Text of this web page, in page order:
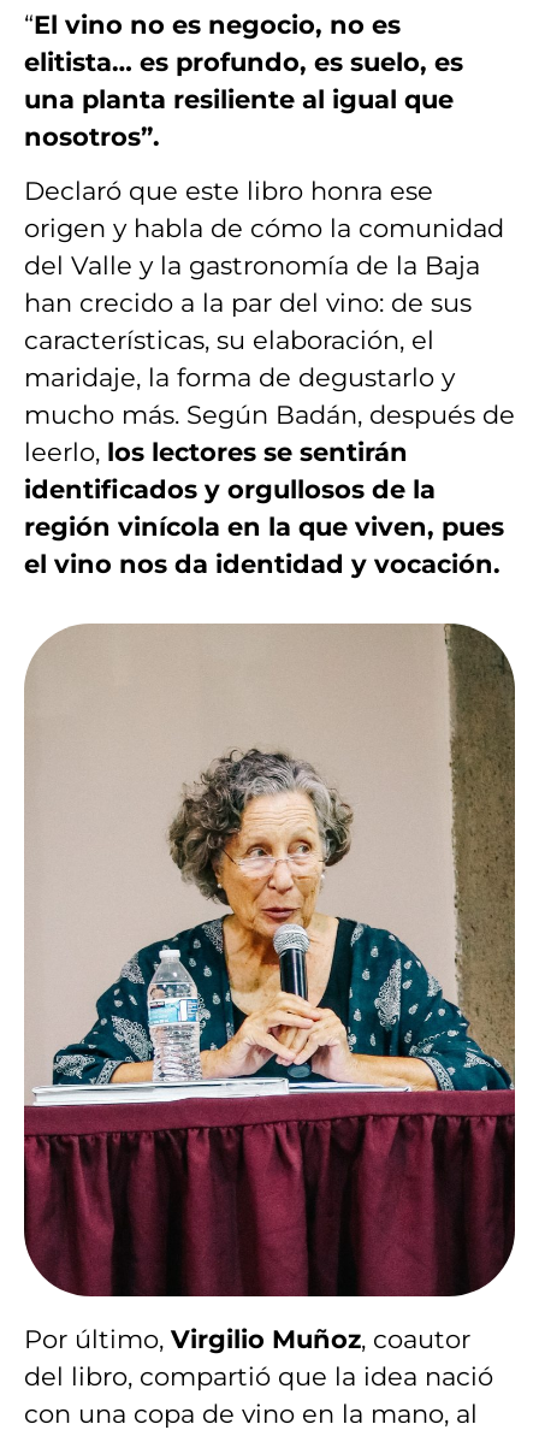
“El vino no es negocio, no es
elitista… es profundo, es suelo, es
una planta resiliente al igual que
nosotros”.
Declaró que este libro honra ese
origen y habla de cómo la comunidad
del Valle y la gastronomía de la Baja
han crecido a la par del vino: de sus
características, su elaboración, el
maridaje, la forma de degustarlo y
mucho más. Según Badán, después de
leerlo, los lectores se sentirán
identificados y orgullosos de la
región vinícola en la que viven, pues
el vino nos da identidad y vocación.
Por último, Virgilio Muñoz, coautor
del libro, compartió que la idea nació
con una copa de vino en la mano, al